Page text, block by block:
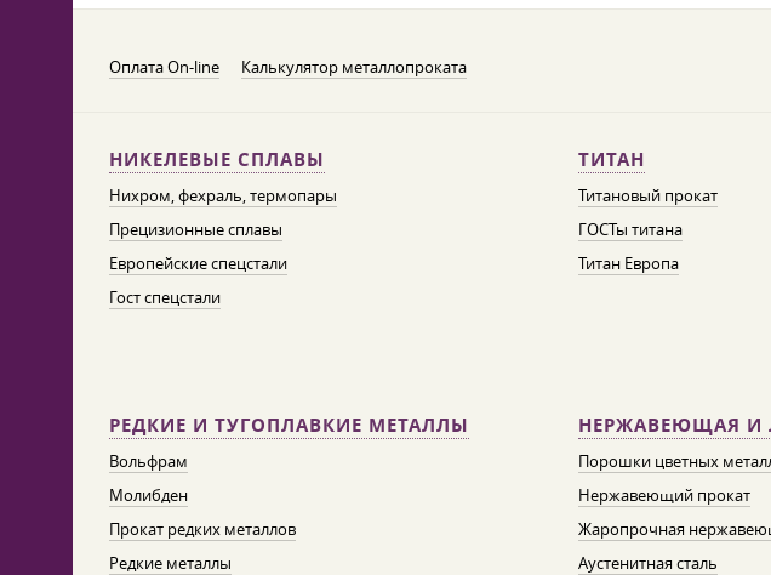
Оплата On-line Калькулятор металлопроката
НИКЕЛЕВЫЕ СПЛАВЫ
Нихром, фехраль, термопары
Прецизионные сплавы
Европейские спецстали
Гост спецстали
ТИТАН
Титановый прокат
ГОСТы титана
Титан Европа
РЕДКИЕ И ТУГОПЛАВКИЕ МЕТАЛЛЫ
Вольфрам
Молибден
Прокат редких металлов
Редкие металлы
НЕРЖАВЕЮЩАЯ И
Порошки цветных
Нержавеющий прокат
Жаропрочная
Аустенитная сталь